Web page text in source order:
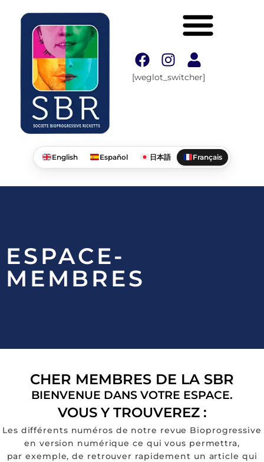
[weglot_switcher]
English Español 日本語 Français
ESPACE-
MEMBRES
CHER MEMBRES DE LA SBR
BIENVENUE DANS VOTRE ESPACE.
VOUS Y TROUVEREZ :
Les différents numéros de notre revue Bioprogressive
en version numérique ce qui vous permettra,
par exemple, de retrouver rapidement un article qui